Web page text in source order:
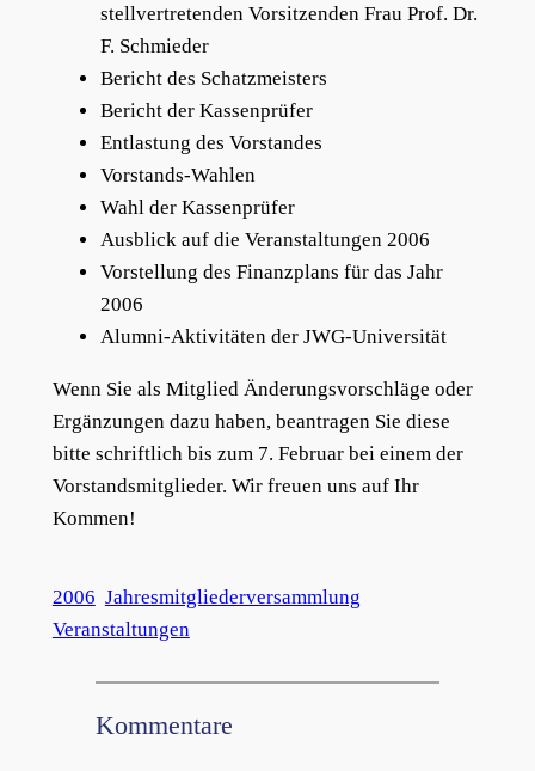
stellvertretenden Vorsitzenden Frau Prof. Dr.
F. Schmieder
Bericht des Schatzmeisters
Bericht der Kassenprüfer
Entlastung des Vorstandes
Vorstands-Wahlen
Wahl der Kassenprüfer
Ausblick auf die Veranstaltungen 2006
Vorstellung des Finanzplans für das Jahr
2006
Alumni-Aktivitäten der JWG-Universität
Wenn Sie als Mitglied Änderungsvorschläge oder
Ergänzungen dazu haben, beantragen Sie diese
bitte schriftlich bis zum 7. Februar bei einem der
Vorstandsmitglieder. Wir freuen uns auf Ihr
Kommen!
2006 Jahresmitgliederversammlung
Veranstaltungen
Kommentare